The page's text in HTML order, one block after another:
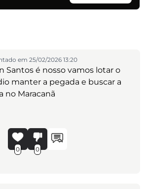
em 25/02/2026 13:20
Santos é nosso vamos lotar o
manter a pegada e buscar a
no Maracanã
0 0